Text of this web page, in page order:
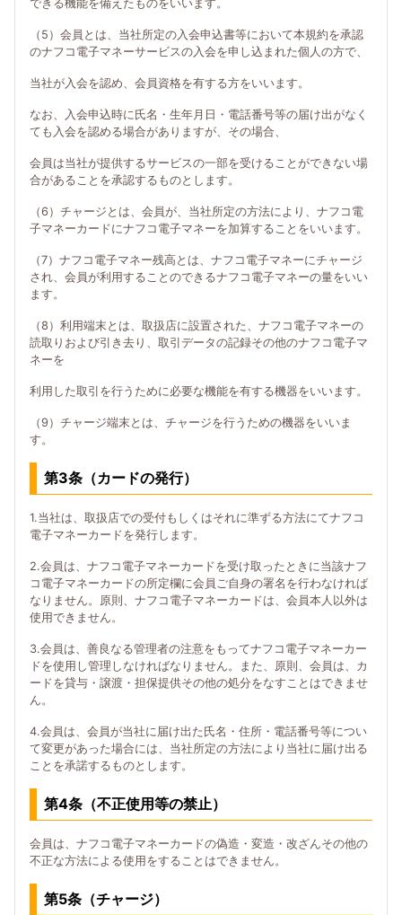
できる機能を備えたものをいいます。
（5）会員とは、当社所定の入会申込書等において本規約を承認
のナフコ電子マネーサービスの入会を申し込まれた個人の方で、
当社が入会を認め、会員資格を有する方をいいます。
なお、入会申込時に氏名・生年月日・電話番号等の届け出がなく
ても入会を認める場合がありますが、その場合、
会員は当社が提供するサービスの一部を受けることができない場
合があることを承認するものとします。
（6）チャージとは、会員が、当社所定の方法により、ナフコ電
子マネーカードにナフコ電子マネーを加算することをいいます。
（7）ナフコ電子マネー残高とは、ナフコ電子マネーにチャージ
され、会員が利用することのできるナフコ電子マネーの量をいい
ます。
（8）利用端末とは、取扱店に設置された、ナフコ電子マネーの
読取りおよび引き去り、取引データの記録その他のナフコ電子マ
ネーを
利用した取引を行うために必要な機能を有する機器をいいます。
（9）チャージ端末とは、チャージを行うための機器をいいま
す。
第3条（カードの発行）
1.当社は、取扱店での受付もしくはそれに準ずる方法にてナフコ
電子マネーカードを発行します。
2.会員は、ナフコ電子マネーカードを受け取ったときに当該ナフ
コ電子マネーカードの所定欄に会員ご自身の署名を行わなければ
なりません。原則、ナフコ電子マネーカードは、会員本人以外は
使用できません。
3.会員は、善良なる管理者の注意をもってナフコ電子マネーカー
ドを使用し管理しなければなりません。また、原則、会員は、カ
ードを貸与・譲渡・担保提供その他の処分をなすことはできませ
ん。
4.会員は、会員が当社に届け出た氏名・住所・電話番号等につい
て変更があった場合には、当社所定の方法により当社に届け出る
ことを承諾するものとします。
第4条（不正使用等の禁止）
会員は、ナフコ電子マネーカードの偽造・変造・改ざんその他の
不正な方法による使用をすることはできません。
第5条（チャージ）